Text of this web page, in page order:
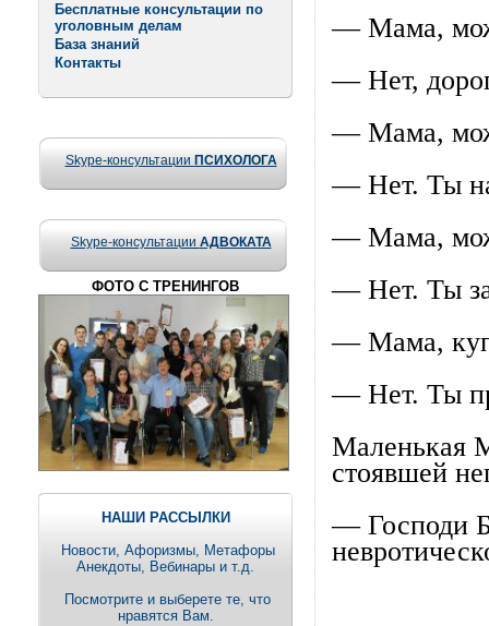
Бесплатные консультации по
уголовным делам
База знаний
Контакты
Skype-консультации ПСИХОЛОГА
Skype-консультации АДВОКАТА
ФОТО С ТРЕНИНГОВ
НАШИ РАССЫЛКИ
Новости, Aфоризмы, Метафоры
Анекдоты, Вебинары и т.д.
Посмотрите и выберете те, что
нравятся Вам.
— Мама,
— Нет,
— Мама,
— Нет. Ты
— Мама,
— Нет. Ты
— Мама,
— Нет. Ты
Маленькая
стоявшей
— Господи